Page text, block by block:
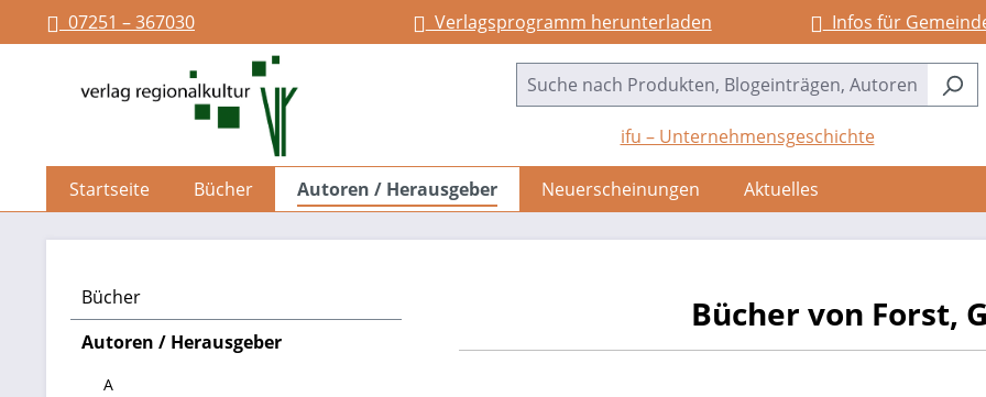
Zur Hauptnavigation springen
07251 – 367030 Verlagsprogramm herunterladen Infos für
ifu – Unternehmensgeschichte
Startseite Bücher Autoren / Herausgeber Neuerscheinungen Aktuelles
Bücher
Autoren / Herausgeber
A
Bücher von Forst,